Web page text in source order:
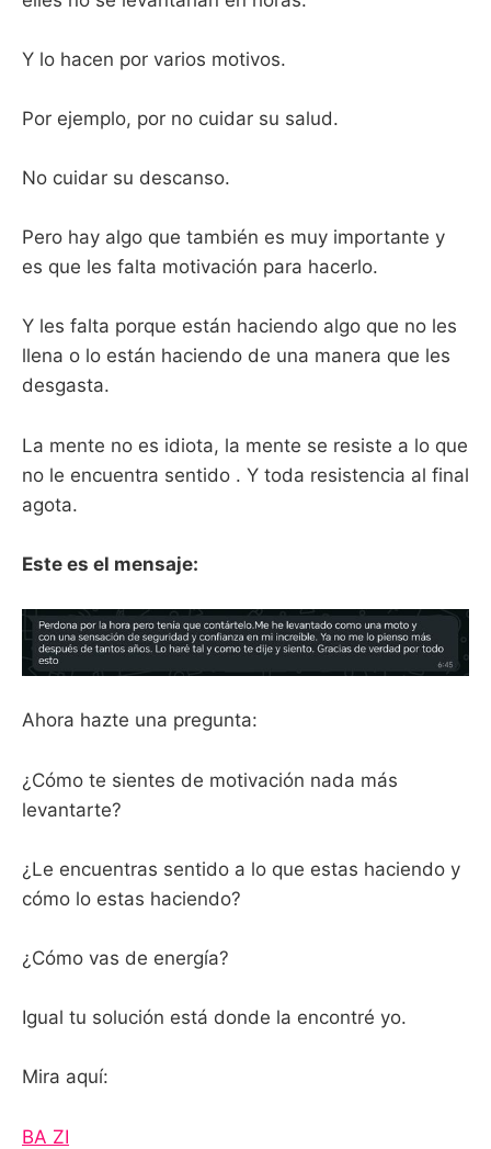
Y lo hacen por varios motivos.
Por ejemplo, por no cuidar su salud.
No cuidar su descanso.
Pero hay algo que también es muy importante y
es que les falta motivación para hacerlo.
Y les falta porque están haciendo algo que no les
llena o lo están haciendo de una manera que les
desgasta.
La mente no es idiota, la mente se resiste a lo que
no le encuentra sentido . Y toda resistencia al final
agota.
Este es el mensaje:
Ahora hazte una pregunta:
¿Cómo te sientes de motivación nada más
levantarte?
¿Le encuentras sentido a lo que estas haciendo y
cómo lo estas haciendo?
¿Cómo vas de energía?
Igual tu solución está donde la encontré yo.
Mira aquí:
BA ZI